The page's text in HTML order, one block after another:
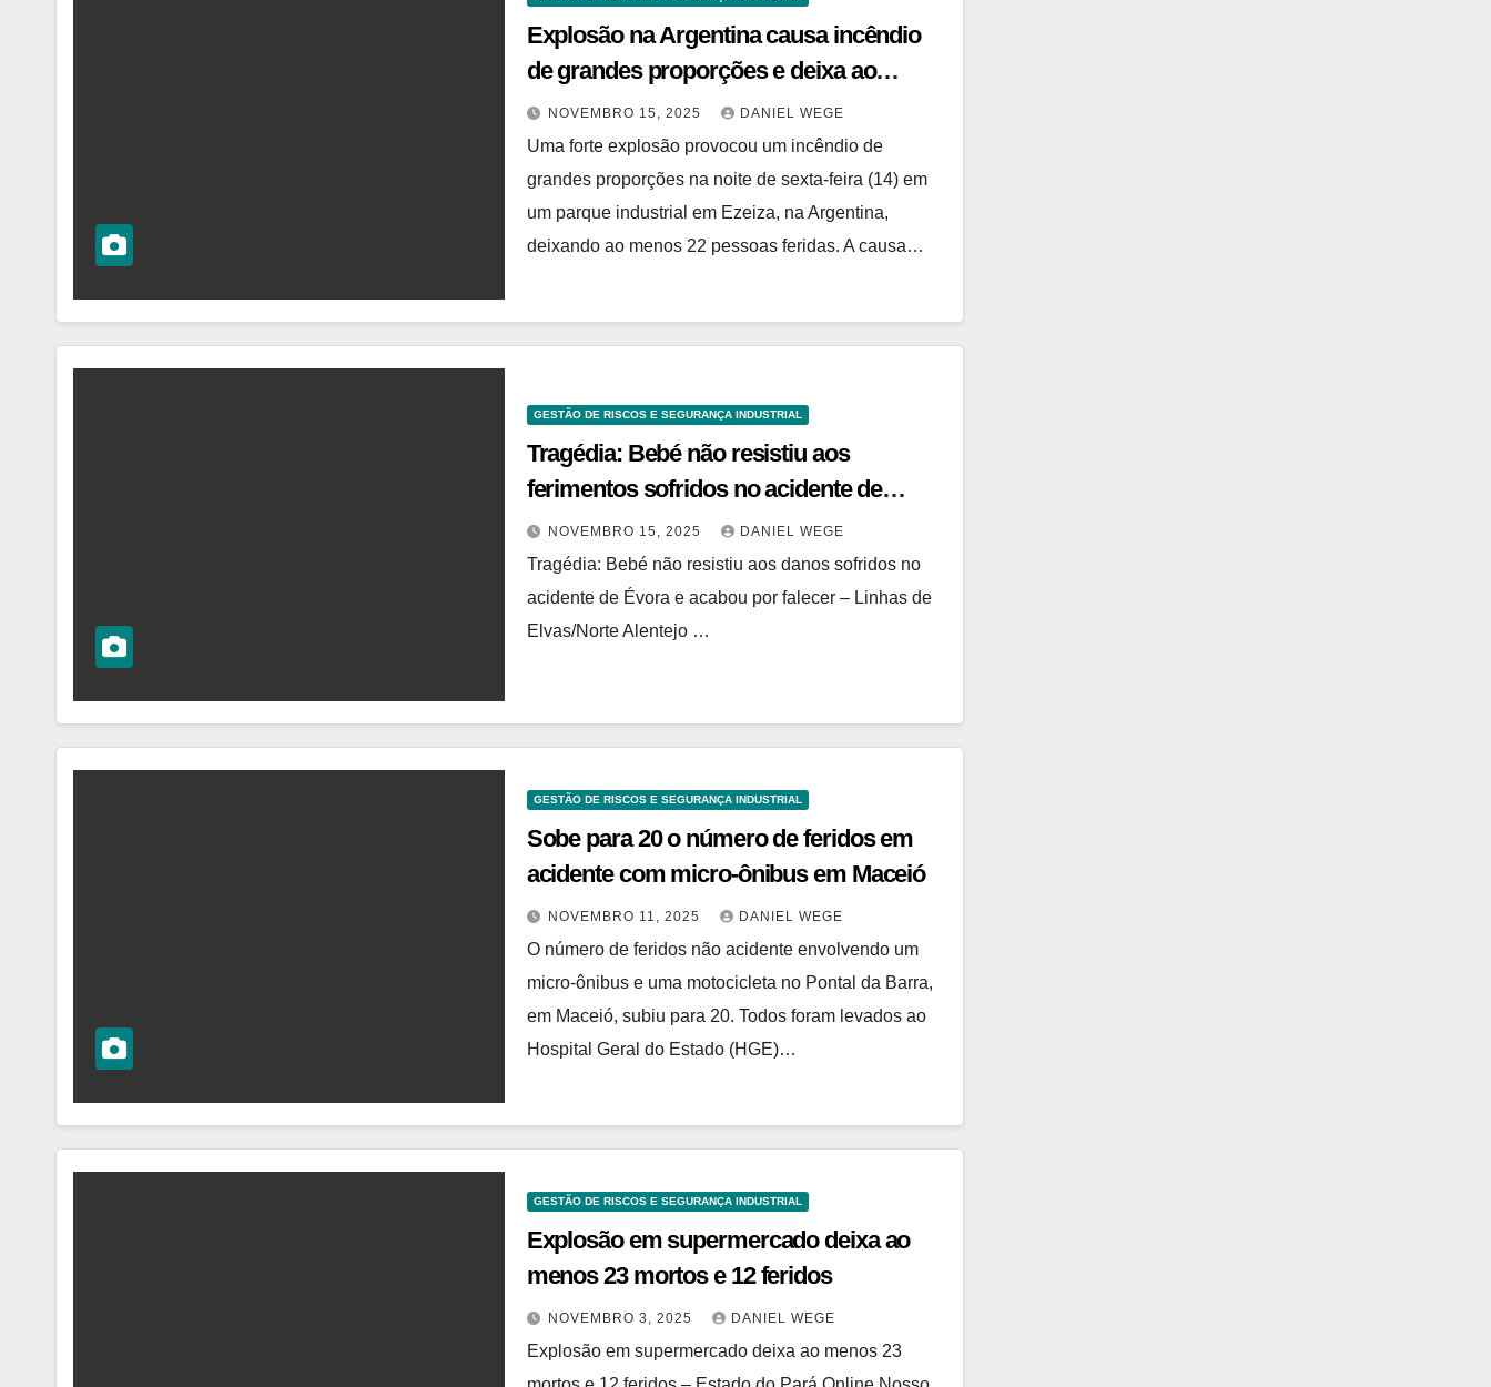
Explosão na Argentina causa incêndio
de grandes proporções e deixa ao
menos 22 feridos – Times Brasil
NOVEMBRO 15, 2025 DANIEL WEGE
Uma forte explosão provocou um incêndio de
grandes proporções na noite de sexta-feira (14) em
um parque industrial em Ezeiza, na Argentina,
deixando ao menos 22 pessoas feridas. A causa…
GESTÃO DE RISCOS E SEGURANÇA INDUSTRIAL
Tragédia: Bebé não resistiu aos
ferimentos sofridos no acidente de
Évora e acabou por falecer
NOVEMBRO 15, 2025 DANIEL WEGE
Tragédia: Bebé não resistiu aos danos sofridos no
acidente de Évora e acabou por falecer – Linhas de
Elvas/Norte Alentejo …
GESTÃO DE RISCOS E SEGURANÇA INDUSTRIAL
Sobe para 20 o número de feridos em
acidente com micro-ônibus em Maceió
NOVEMBRO 11, 2025 DANIEL WEGE
O número de feridos não acidente envolvendo um
micro-ônibus e uma motocicleta no Pontal da Barra,
em Maceió, subiu para 20. Todos foram levados ao
Hospital Geral do Estado (HGE)…
GESTÃO DE RISCOS E SEGURANÇA INDUSTRIAL
Explosão em supermercado deixa ao
menos 23 mortos e 12 feridos
NOVEMBRO 3, 2025 DANIEL WEGE
Explosão em supermercado deixa ao menos 23